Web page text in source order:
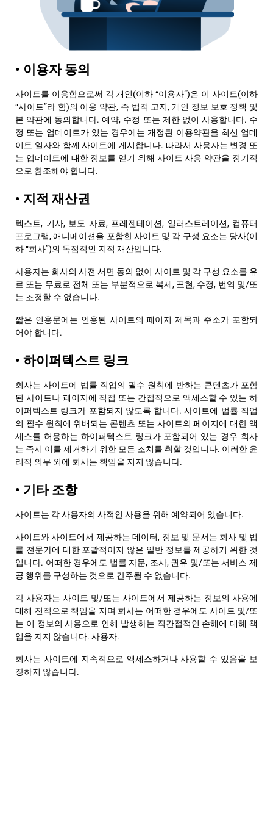
• 이용자 동의
사이트를 이용함으로써 각 개인(이하 “이용자”)은 이 사이트(이하
“사이트”라 함)의 이용 약관, 즉 법적 고지, 개인 정보 보호 정책 및
본 약관에 동의합니다. 예약, 수정 또는 제한 없이 사용합니다. 수
정 또는 업데이트가 있는 경우에는 개정된 이용약관을 최신 업데
이트 일자와 함께 사이트에 게시합니다. 따라서 사용자는 변경 또
는 업데이트에 대한 정보를 얻기 위해 사이트 사용 약관을 정기적
으로 참조해야 합니다.
• 지적 재산권
텍스트, 기사, 보도 자료, 프레젠테이션, 일러스트레이션, 컴퓨터
프로그램, 애니메이션을 포함한 사이트 및 각 구성 요소는 당사(이
하 “회사”)의 독점적인 지적 재산입니다.
사용자는 회사의 사전 서면 동의 없이 사이트 및 각 구성 요소를 유
료 또는 무료로 전체 또는 부분적으로 복제, 표현, 수정, 번역 및/또
는 조정할 수 없습니다.
짧은 인용문에는 인용된 사이트의 페이지 제목과 주소가 포함되
어야 합니다.
• 하이퍼텍스트 링크
회사는 사이트에 법률 직업의 필수 원칙에 반하는 콘텐츠가 포함
된 사이트나 페이지에 직접 또는 간접적으로 액세스할 수 있는 하
이퍼텍스트 링크가 포함되지 않도록 합니다. 사이트에 법률 직업
의 필수 원칙에 위배되는 콘텐츠 또는 사이트의 페이지에 대한 액
세스를 허용하는 하이퍼텍스트 링크가 포함되어 있는 경우 회사
는 즉시 이를 제거하기 위한 모든 조치를 취할 것입니다. 이러한 윤
리적 의무 외에 회사는 책임을 지지 않습니다.
• 기타 조항
사이트는 각 사용자의 사적인 사용을 위해 예약되어 있습니다.
사이트와 사이트에서 제공하는 데이터, 정보 및 문서는 회사 및 법
률 전문가에 대한 포괄적이지 않은 일반 정보를 제공하기 위한 것
입니다. 어떠한 경우에도 법률 자문, 조사, 권유 및/또는 서비스 제
공 행위를 구성하는 것으로 간주될 수 없습니다.
각 사용자는 사이트 및/또는 사이트에서 제공하는 정보의 사용에
대해 전적으로 책임을 지며 회사는 어떠한 경우에도 사이트 및/또
는 이 정보의 사용으로 인해 발생하는 직간접적인 손해에 대해 책
임을 지지 않습니다. 사용자.
회사는 사이트에 지속적으로 액세스하거나 사용할 수 있음을 보
장하지 않습니다.